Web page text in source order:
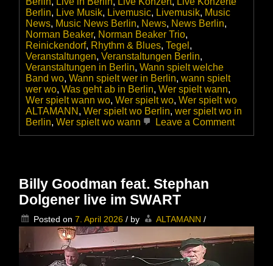
Berlin, Live Musik, Livemusic, Livemusik, Music
News, Music News Berlin, News, News Berlin,
Norman Beaker, Norman Beaker Trio,
Reinickendorf, Rhythm & Blues, Tegel ,
Veranstaltungen, Veranstaltungen Berlin,
Veranstaltungen in Berlin, Wann spielt welche
Band wo, Wann spielt wer in Berlin, wann spielt
wer wo, Was geht ab in Berlin, Wer spielt wann,
Wer spielt wann wo, Wer spielt wo, Wer spielt wo
ALTAMANN , Wer spielt wo Berlin, wer spielt wo in
Berlin, Wer spielt wo wann Leave a Commenton
Dicke
Billy Goodman feat. Stephan
Dolgener live im SWART
Posted on 7. April 2026 / by ALTAMANN /